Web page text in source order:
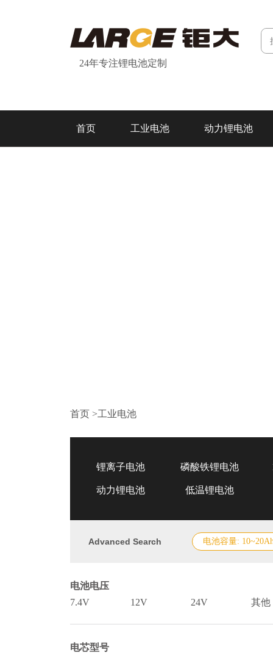
24年专注锂电池定制
首页 工业电池 动力锂电池
首页 >工业电池
锂离子电池 磷酸铁锂电池
动力锂电池 低温锂电池
Advanced Search 电池容量:
电池电压
7.4V
12V 24V 其他
电芯型号